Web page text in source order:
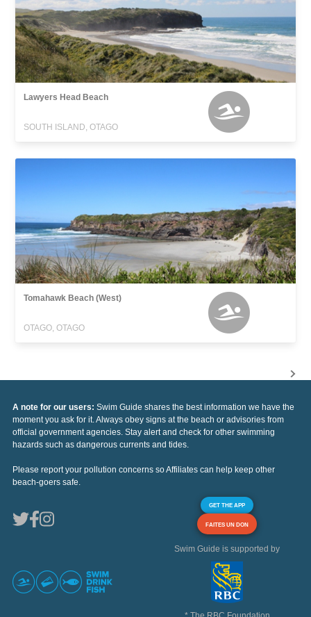
Lawyers Head Beach
SOUTH ISLAND, OTAGO
Tomahawk Beach (West)
OTAGO, OTAGO
A note for our users: Swim Guide shares the best information we have the
moment you ask for it. Always obey signs at the beach or advisories from
official government agencies. Stay alert and check for other swimming
hazards such as dangerous currents and tides.
Please report your pollution concerns so Affiliates can help keep other
beach-goers safe.
GET THE APP
FAITES UN DON
Swim Guide is supported by